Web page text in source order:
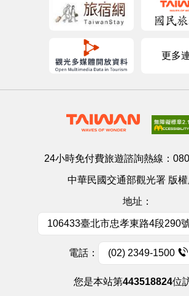
更多
24小時免付費旅遊諮詢熱線：
中華民國交通部觀光署 版
地址：
106433臺北市忠孝東路4段290
電話： (02) 2349-1500
您是本站第443518824位